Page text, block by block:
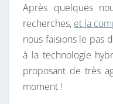
Après quelques
recherches, et la
nous faisions le pas
à la technologie
proposant de très
moment !